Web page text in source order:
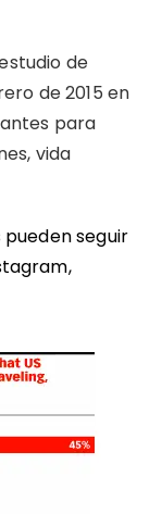
de
de 2015 en
para
vida
pueden seguir
,